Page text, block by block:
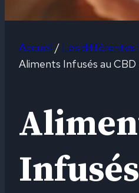
Accueil / Les différentes
Aliments Infusés au